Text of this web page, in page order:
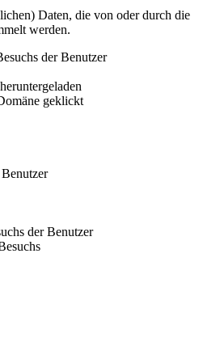
Daten, die von oder durch die
werden.
der Benutzer
geklickt
der Benutzer